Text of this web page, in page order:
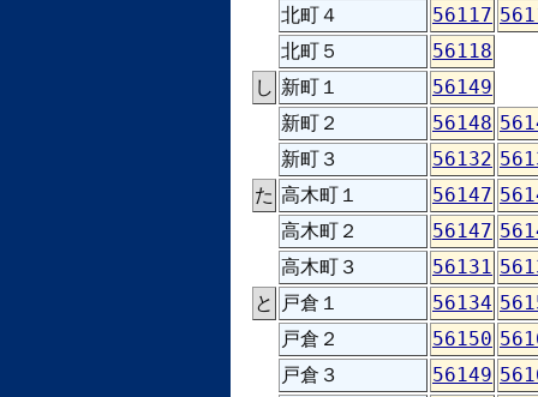
北町４
56117
北町５
56118
し 新町１
56149
新町２
56148
新町３
56132
た 高木町１ 56147
高木町２
56147
高木町３
56131
と
戸倉１ 56134
戸倉２
56150
戸倉３
56149